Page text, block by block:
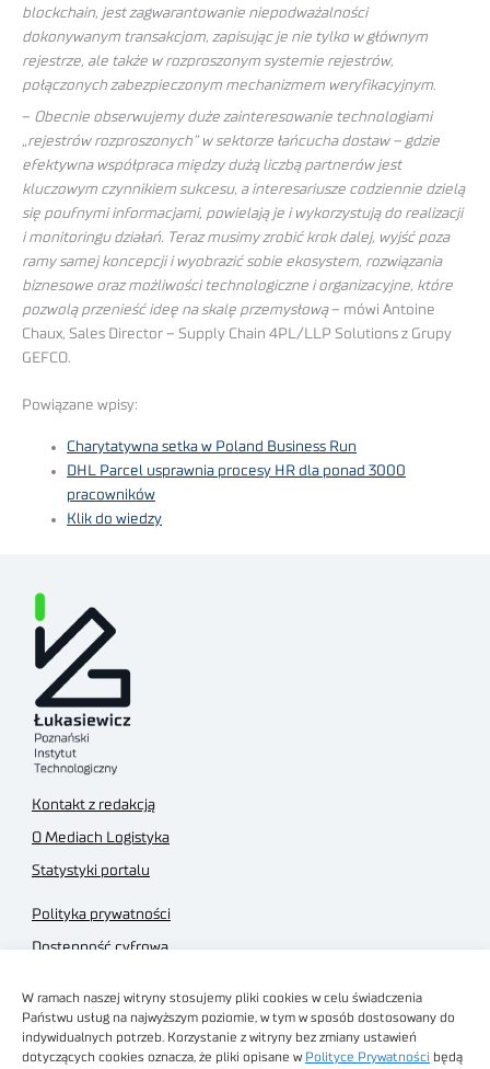
W ramach naszej witryny stosujemy pliki cookies w celu świadczenia
Państwu usług na najwyższym poziomie, w tym w sposób dostosowany do
indywidualnych potrzeb. Korzystanie z witryny bez zmiany ustawień
dotyczących cookies oznacza, że pliki opisane w Polityce Prywatności będą
blockchain, jest zagwarantowanie niepodważalności
dokonywanym transakcjom, zapisując je nie tylko w głównym
rejestrze, ale także w rozproszonym systemie rejestrów,
połączonych zabezpieczonym mechanizmem weryfikacyjnym.
– Obecnie obserwujemy duże zainteresowanie technologiami
„rejestrów rozproszonych” w sektorze łańcucha dostaw – gdzie
efektywna współpraca między dużą liczbą partnerów jest
kluczowym czynnikiem sukcesu, a interesariusze codziennie dzielą
się poufnymi informacjami, powielają je i wykorzystują do realizacji
i monitoringu działań. Teraz musimy zrobić krok dalej, wyjść poza
ramy samej koncepcji i wyobrazić sobie ekosystem, rozwiązania
biznesowe oraz możliwości technologiczne i organizacyjne, które
pozwolą przenieść ideę na skalę przemysłową– mówi Antoine
Chaux, Sales Director – Supply Chain 4PL/LLP Solutions z Grupy
GEFCO.
Powiązane wpisy:
Charytatywna setka w Poland Business Run
DHL Parcel usprawnia procesy HR dla ponad 3000
pracowników
Klik do wiedzy
Kontakt z redakcją
O Mediach Logistyka
Statystyki portalu
Polityka prywatności
Dostępność cyfrowa
Regulamin sklepu